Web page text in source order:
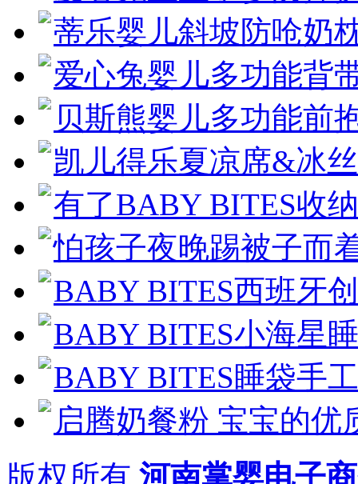
蒂乐婴儿斜坡防呛奶
爱心兔婴儿多功能背
贝斯熊婴儿多功能前
凯儿得乐夏凉席&冰
有了BABY BITES收
怕孩子夜晚踢被子而
BABY BITES西班牙
BABY BITES小海星
BABY BITES睡袋手
启腾奶餐粉 宝宝的优
版权所有 河南掌婴电子